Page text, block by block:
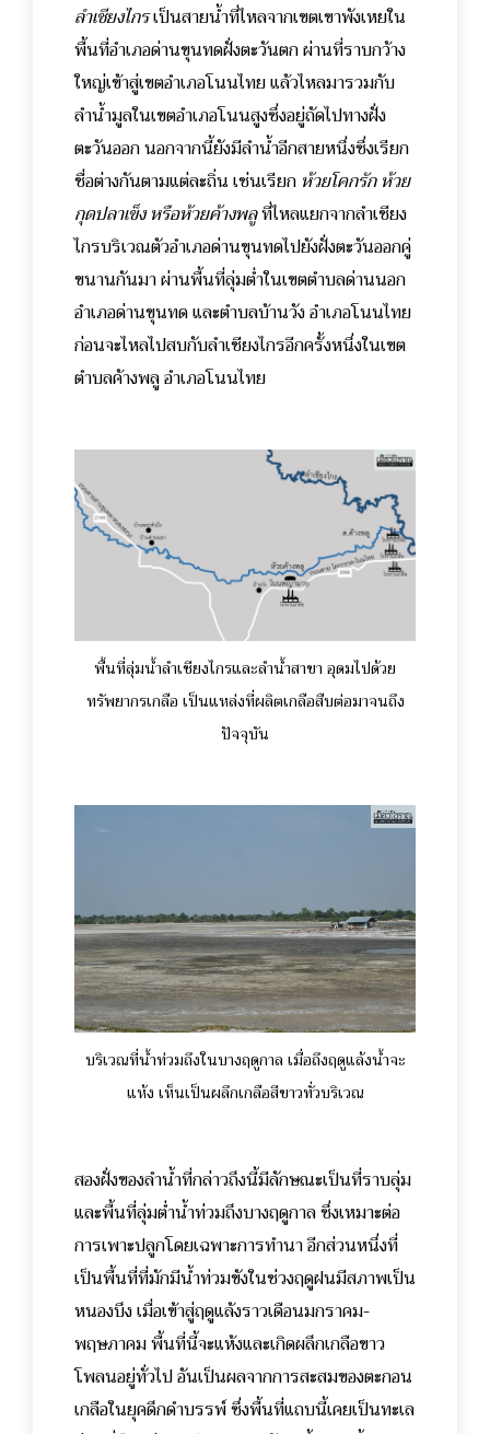
ลำเชียงไกรเป็นสายน้ำที่ไหลจากเขตเขาพังเหยใน
พื้นที่อำเภอด่านขุนทดฝั่งตะวันตก ผ่านที่ราบกว้าง
ใหญ่เข้าสู่เขตอำเภอโนนไทย แล้วไหลมารวมกับ
ลำน้ำมูลในเขตอำเภอโนนสูงซึ่งอยู่ถัดไปทางฝั่ง
ตะวันออก นอกจากนี้ยังมีลำน้ำอีกสายหนึ่งซึ่งเรียก
ชื่อต่างกันตามแต่ละถิ่น เช่นเรียก ห้วยโคกรัก ห้วย
กุดปลาเข็ง หรือห้วยค้างพลูที่ไหลแยกจากลำเชียง
ไกรบริเวณตัวอำเภอด่านขุนทดไปยังฝั่งตะวันออกคู่
ขนานกันมา ผ่านพื้นที่ลุ่มต่ำในเขตตำบลด่านนอก
อำเภอด่านขุนทด และตำบลบ้านวัง อำเภอโนนไทย
ก่อนจะไหลไปสบกับลำเชียงไกรอีกครั้งหนึ่งในเขต
ตำบลค้างพลู อำเภอโนนไทย
พื้นที่ลุ่มน้ำลำเชียงไกรและลำน้ำสาขา อุดมไปด้วย
ทรัพยากรเกลือ เป็นแหล่งที่ผลิตเกลือสืบต่อมาจนถึง
ปัจจุบัน
บริเวณที่น้ำท่วมถึงในบางฤดูกาล เมื่อถึงฤดูแล้งน้ำจะ
แห้ง เห็นเป็นผลึกเกลือสีขาวทั่วบริเวณ
สองฝั่งของลำน้ำที่กล่าวถึงนี้มีลักษณะเป็นที่ราบลุ่ม
และพื้นที่ลุ่มต่ำน้ำท่วมถึงบางฤดูกาล ซึ่งเหมาะต่อ
การเพาะปลูกโดยเฉพาะการทำนา อีกส่วนหนึ่งที่
เป็นพื้นที่ที่มักมีน้ำท่วมขังในช่วงฤดูฝนมีสภาพเป็น
หนองบึง เมื่อเข้าสู่ฤดูแล้งราวเดือนมกราคม-
พฤษภาคม พื้นที่นี้จะแห้งและเกิดผลึกเกลือขาว
โพลนอยู่ทั่วไป อันเป็นผลจากการสะสมของตะกอน
เกลือในยุคดึกดำบรรพ์ ซึ่งพื้นที่แถบนี้เคยเป็นทะเล